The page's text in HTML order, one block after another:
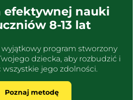
efektywnej nauki
8-13 lat
wyjątkowy program stworzony
dziecka, aby rozbudzić i
wszystkie jego zdolności.
Poznaj metodę